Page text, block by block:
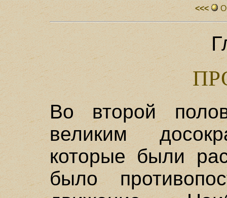
<<<
Во второй
великим
которые были
было